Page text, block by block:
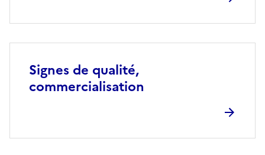
Signes de qualité,
commercialisation